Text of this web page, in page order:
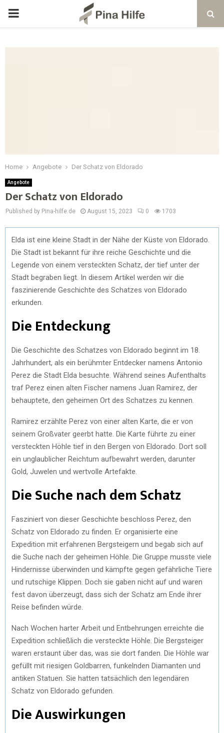
Home Angebote Der Schatz von Eldorado
Angebote
Der Schatz von Eldorado
Published by Pina-hilfe.de August 15, 2023 0 1703
Elda ist eine kleine Stadt in der Nähe der Küste von Eldorado.
Die Stadt ist bekannt für ihre reiche Geschichte und die
Legende von einem versteckten Schatz, der tief unter der
Stadt begraben liegt. In diesem Artikel werden wir die
faszinierende Geschichte des Schatzes von Eldorado
erkunden.
Die Entdeckung
Die Geschichte des Schatzes von Eldorado beginnt im 18.
Jahrhundert, als ein berühmter Entdecker namens Antonio
Perez die Stadt Elda besuchte. Während seines Aufenthalts
traf Perez einen alten Fischer namens Juan Ramirez, der
behauptete, den geheimen Ort des Schatzes zu kennen.
Ramirez erzählte Perez von einer alten Karte, die er von
seinem Großvater geerbt hatte. Die Karte führte zu einer
versteckten Höhle tief in den Bergen von Eldorado. Dort soll
ein unglaublicher Reichtum aufbewahrt werden, darunter
Gold, Juwelen und wertvolle Artefakte.
Die Suche nach dem Schatz
Fasziniert von dieser Geschichte beschloss Perez, den
Schatz von Eldorado zu finden. Er organisierte eine
Expedition mit erfahrenen Bergsteigern und begab sich auf
die Suche nach der geheimen Höhle. Die Gruppe musste viele
Hindernisse überwinden und kämpfte gegen gefährliche Tiere
und rutschige Klippen. Doch sie gaben nicht auf und waren
fest davon überzeugt, dass sich der Schatz am Ende ihrer
Reise befinden würde.
Nach Wochen harter Arbeit und Entbehrungen erreichte die
Expedition schließlich die versteckte Höhle. Die Bergsteiger
waren erstaunt über das, was sie dort fanden. Die Höhle war
gefüllt mit riesigen Goldbarren, funkelnden Diamanten und
antiken Statuen. Sie hatten tatsächlich den legendären
Schatz von Eldorado gefunden.
Die Auswirkungen